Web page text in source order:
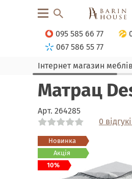
095 585 66 77
067 586 55 77
Інтернет магазин меблів
Матрац
Арт. 264285
0
Новинка
Акція
10%
Link
Link
Link
Link
Link
Link